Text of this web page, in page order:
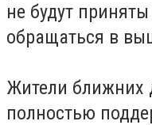
не будут
обращаться в
Жители ближних
полностью